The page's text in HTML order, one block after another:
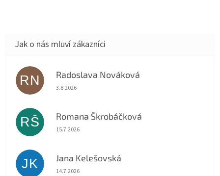
RN Radoslava Nováková
Hodnocení obchodu je 5 z 5 hvězdiček.
3.8.2026
RŠ Romana Škrobáčková
Hodnocení obchodu je 5 z 5 hvězdiček.
15.7.2026
JK Jana Kelešovská
Hodnocení obchodu je 5 z 5 hvězdiček.
14.7.2026